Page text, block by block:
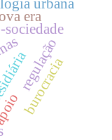
sociedade
urbana
regulação
burocracia
era